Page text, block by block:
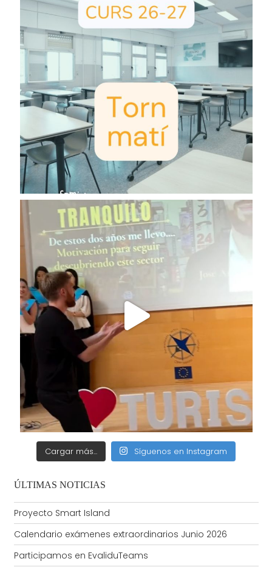
Cargar más... Síguenos en Instagram
ÚLTIMAS NOTICIAS
Proyecto Smart Island
Calendario exámenes extraordinarios Junio 2026
Participamos en EvaliduTeams